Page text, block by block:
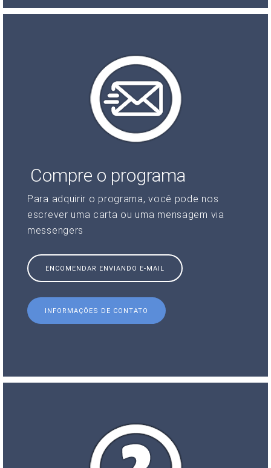
Compre o programa
Para adquirir o programa, você pode nos
escrever uma carta ou uma mensagem via
messengers
ENCOMENDAR ENVIANDO E-MAIL
INFORMAÇÕES DE CONTATO